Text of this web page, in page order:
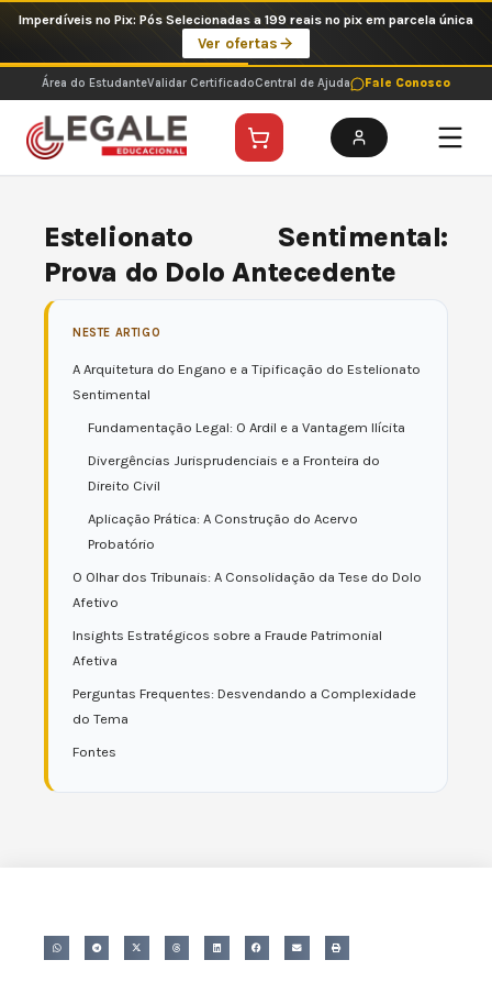
o
conteúdo
Imperdíveis no Pix: Pós Selecionadas a 199 reais no pix em parcela única
Ver ofertas
Área do EstudanteValidar CertificadoCentral de Ajuda Fale Conosco
Estelionato Sentimental:
Prova do Dolo Antecedente
NESTE ARTIGO
A Arquitetura do Engano e a Tipificação do Estelionato
Sentimental
Fundamentação Legal: O Ardil e a Vantagem Ilícita
Divergências Jurisprudenciais e a Fronteira do
Direito Civil
Aplicação Prática: A Construção do Acervo
Probatório
O Olhar dos Tribunais: A Consolidação da Tese do Dolo
Afetivo
Insights Estratégicos sobre a Fraude Patrimonial
Afetiva
Perguntas Frequentes: Desvendando a Complexidade
do Tema
Fontes